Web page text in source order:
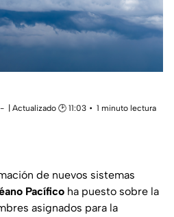
| Actualizado 🕑 11:03
1 minuto lectura
de nuevos sistemas
Pacífico ha puesto sobre la
asignados para la